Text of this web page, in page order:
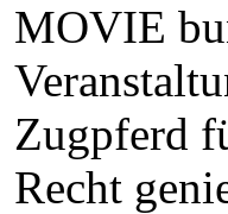
MOVIE
Zugpferd
Recht